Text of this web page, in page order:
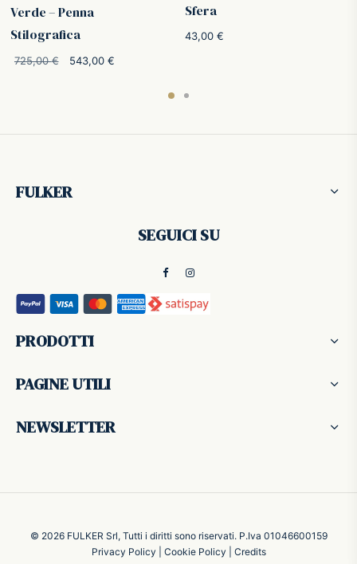
Verde – Penna
Stilografica
725,00€
Il prezzo
543,00 €
543,00 €.
Sfera
43,00 €
FULKER
SEGUICI SU
PRODOTTI
PAGINE UTILI
NEWSLETTER
© 2026 FULKER Srl, Tutti i diritti sono riservati. P.Iva 01046600159
Privacy Policy
Cookie Policy Credits